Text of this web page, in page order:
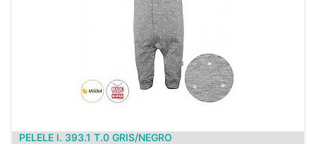
PELELE I. 393.1 T.0 GRIS/NEGRO